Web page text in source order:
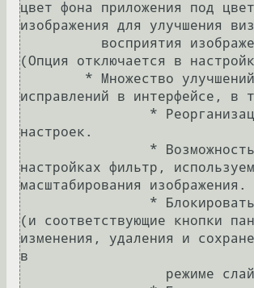
цвет фона приложения под
изображения для улучшения
(Опция отключается в
исправлений в интерфейсе, в
настроек.
настройках фильтр,
масштабирования изображения.
(и соответствующие кнопки
изменения, удаления и
в